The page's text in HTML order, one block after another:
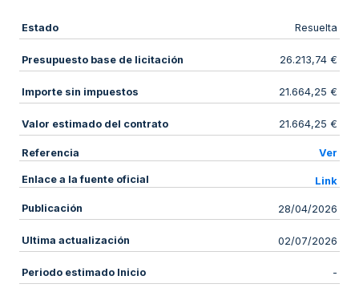
Estado Resuelta
Presupuesto base de licitación 26.213,74 €
Importe sin impuestos 21.664,25 €
Valor estimado del contrato 21.664,25 €
Referencia Ver
Enlace a la fuente oficial Link
Publicación 28/04/2026
Ultima actualización 02/07/2026
Periodo estimado Inicio -